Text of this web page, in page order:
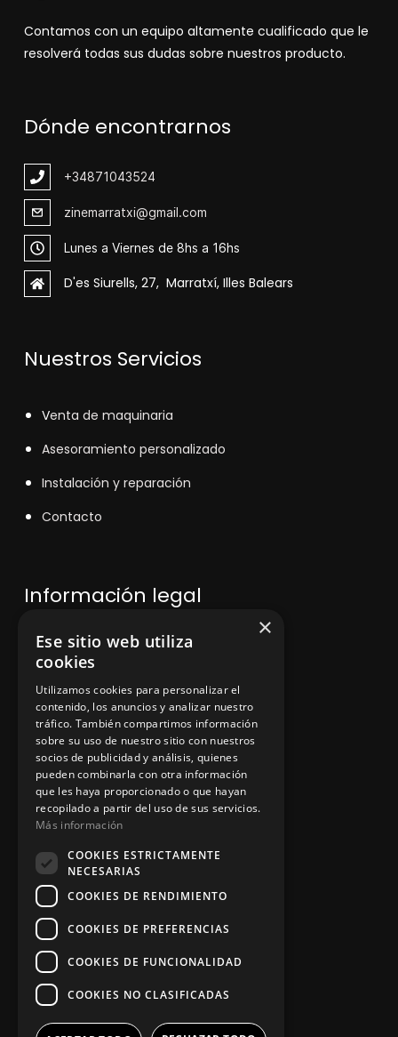
Contamos con un equipo altamente cualificado que le
resolverá todas sus dudas sobre nuestros producto.
Dónde encontrarnos
+34871043524
zinemarratxi@gmail.com
Lunes a Viernes de 8hs a 16hs
D'es Siurells, 27, Marratxí, Illes Balears
Nuestros Servicios
Venta de maquinaria
Asesoramiento personalizado
Instalación y reparación
Contacto
Información legal
Política de privacidad
Aviso legal
App Zine Hostelería
Síguenos
×
Ese sitio web utiliza
cookies
Utilizamos cookies para personalizar el
contenido, los anuncios y analizar nuestro
tráfico. También compartimos información
sobre su uso de nuestro sitio con nuestros
socios de publicidad y análisis, quienes
pueden combinarla con otra información
que les haya proporcionado o que hayan
recopilado a partir del uso de sus servicios.
Más información
COOKIES ESTRICTAMENTE
NECESARIAS
COOKIES DE RENDIMIENTO
COOKIES DE PREFERENCIAS
COOKIES DE FUNCIONALIDAD
COOKIES NO CLASIFICADAS